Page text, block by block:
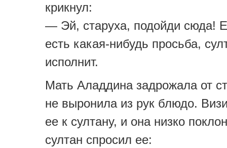
крикнул:
— Эй, старуха, подойди сюда!
есть какая-нибудь просьба,
исполнит.
Мать Аладдина задрожала от
не выронила из рук блюдо.
ее к султану, и она низко
султан спросил ее: